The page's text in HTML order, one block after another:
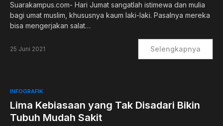
Suarakampus.com- Hari Jumat sangatlah istimewa dan mulia
bagi umat muslim, khususnya kaum laki-laki. Pasalnya mereka
bisa mengerjakan salat…
25 Juni 2021 Selengkapnya
1
INFOGRAFIK
Lima Kebiasaan yang Tak Disadari Bikin
Tubuh Mudah Sakit